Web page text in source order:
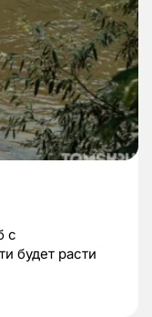
с
будет расти